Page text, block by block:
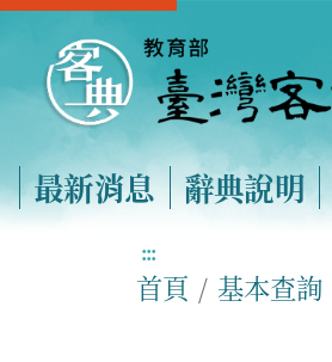
最新消息 辭典說明
:::
首頁 基本查詢